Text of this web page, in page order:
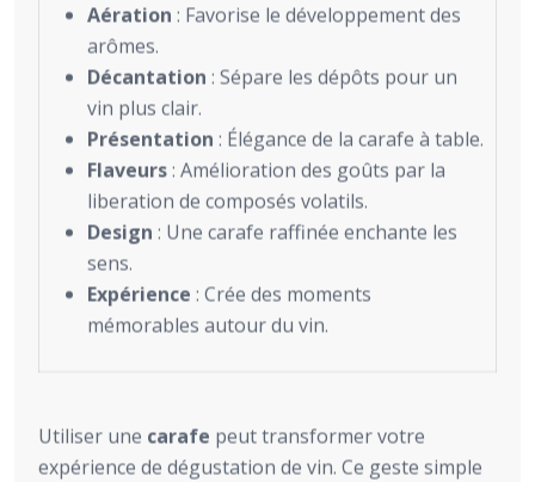
Aération : Favorise le développement des
arômes.
Décantation : Sépare les dépôts pour un
vin plus clair.
Présentation : Élégance de la carafe à table.
Flaveurs: Amélioration des goûts par la
liberation de composés volatils.
Design : Une carafe raffinée enchante les
sens.
Expérience : Crée des moments
mémorables autour du vin.
Utiliser une carafe peut transformer votre
expérience de dégustation de vin. Ce geste simple